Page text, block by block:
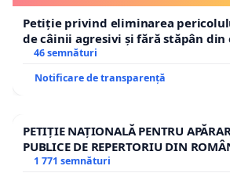
Petiție privind eliminarea
de câinii agresivi și fără stăpân din
46 semnături
Notificare de transparență
PETIȚIE NAȚIONALĂ PENTRU
PUBLICE DE REPERTORIU DIN
1 771 semnături